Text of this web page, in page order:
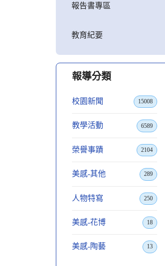
報告書專區
教育紀要
報導分類
校園新聞 15008
教學活動 6589
榮譽事蹟 2104
美感-其他 289
人物特寫 250
美感-花博 18
美感-陶藝 13